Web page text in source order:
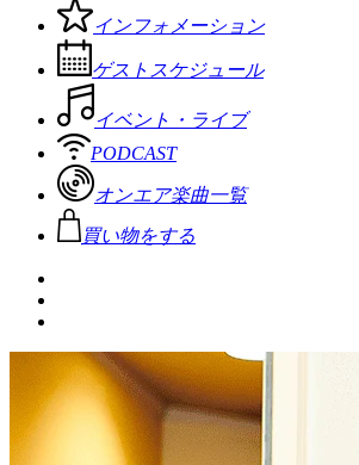
インフォメーション
ゲストスケジュール
イベント・ライブ
PODCAST
オンエア楽曲一覧
買い物をする